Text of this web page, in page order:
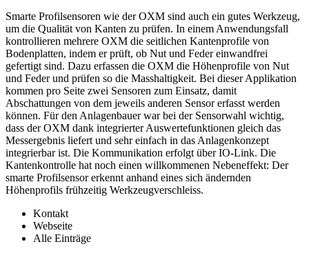
Smarte Profilsensoren wie der OXM sind auch ein gutes Werkzeug,
um die Qualität von Kanten zu prüfen. In einem Anwendungsfall
kontrollieren mehrere OXM die seitlichen Kantenprofile von
Bodenplatten, indem er prüft, ob Nut und Feder einwandfrei
gefertigt sind. Dazu erfassen die OXM die Höhenprofile von Nut
und Feder und prüfen so die Masshaltigkeit. Bei dieser Applikation
kommen pro Seite zwei Sensoren zum Einsatz, damit
Abschattungen von dem jeweils anderen Sensor erfasst werden
können. Für den Anlagenbauer war bei der Sensorwahl wichtig,
dass der OXM dank integrierter Auswertefunktionen gleich das
Messergebnis liefert und sehr einfach in das Anlagenkonzept
integrierbar ist. Die Kommunikation erfolgt über IO-Link. Die
Kantenkontrolle hat noch einen willkommenen Nebeneffekt: Der
smarte Profilsensor erkennt anhand eines sich ändernden
Höhenprofils frühzeitig Werkzeugverschleiss.
Kontakt
Webseite
Alle Einträge